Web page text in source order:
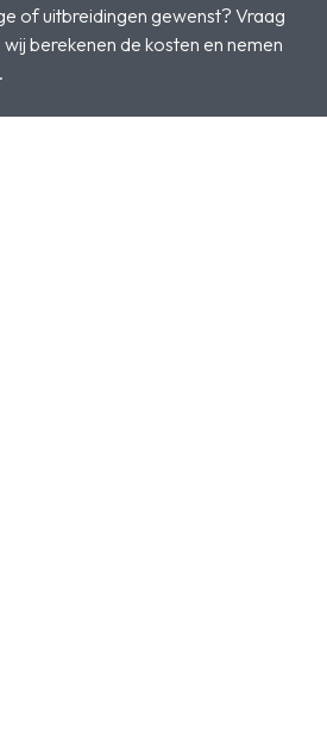
of uitbreidingen gewenst? Vraag
berekenen de kosten en nemen